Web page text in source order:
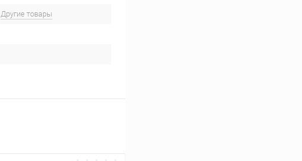
Другие товары